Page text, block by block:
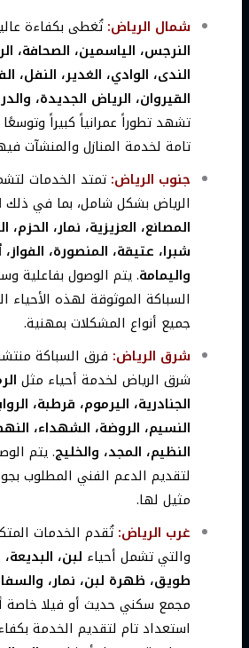
شمال الرياض:تُغطى بكفاءة
النرجس، الياسمين، الصحافة،
الندى، الوادي، الغدير، النفل،
القيروان، الرياض الجديدة،
تشهد تطوراً عمرانياً كبيراً
تامة لخدمة المنازل والمنشآت
جنوب الرياض: تمتد الخدمات
الرياض بشكل شامل، بما في ذلك
المصانع، العزيزية، نمار،
شبرا، عتيقة، المنصورة، الفواز،
واليمامة. يتم الوصول بفاعلية
السباكة الموثوقة لهذه الأحياء
جميع أنواع المشكلات بمهنية.
شرق الرياض: فرق السباكة
شرق الرياض لخدمة أحياء مثل
الجنادرية، اليرموم، قرطبة،
النسيم، الروضة، الشهداء،
النظيم، المجد، والخليج. يتم
لتقديم الدعم الفني المطلوب
مثيل لها.
غرب الرياض:تُقدم الخدمات
والتي تشمل أحياء لبن،
طويق، ظهرة لبن، نمار،
مجمع سكني حديث أو فيلا خاصة
استعداد تام لتقديم الخدمة